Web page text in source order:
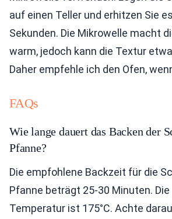
auf einen Teller und erhitzen Sie
Sekunden. Die Mikrowelle macht
warm, jedoch kann die Textur
Daher empfehle ich den Ofen,
FAQs
Wie lange dauert das Backen der
Pfanne?
Die empfohlene Backzeit für die
Pfanne beträgt 25-30 Minuten. Die
Temperatur ist 175°C. Achte